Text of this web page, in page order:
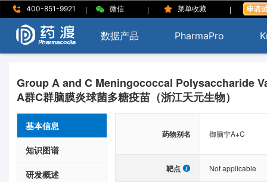
400-851-9921 | 微信 | 菜单收藏 |
数据产品 PharmaPro
Group A and C Meningococcal Polysaccharide
A群C群脑膜炎球菌多糖疫苗（浙江天元生物）
基本信息
知识图谱
研发概述
药物别名 御脑宁A+C
靶点 Not applicable